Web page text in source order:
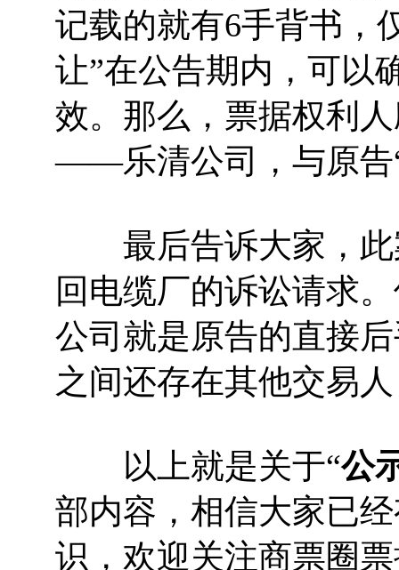
记载的就有6手背书，
让”在公告期内，可以
效。那么，票据权利
——乐清公司，与原告
最后告诉大家，此
回电缆厂的诉讼请求
公司就是原告的直接
之间还存在其他交易
以上就是关于“公
部内容，相信大家已
识，欢迎关注商票圈